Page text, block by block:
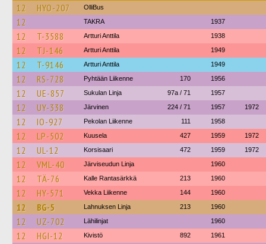
12 HYO-207 OlliBus
12 TAKRA 1937
12 T-3588 Artturi Anttila 1938
12 TJ-146 Artturi Anttila 1949
12 T-9146 Artturi Anttila 1949
12 RS-728 Pyhtään Liikenne 170 1956
12 UE-857 Sukulan Linja 97a / 71 1957
12 UY-338 Järvinen 224 / 71 1957 1972
12 IO-927 Pekolan Liikenne 111 1958
12 LP-502 Kuusela 427 1959 1972
12 UL-12 Korsisaari 472 1959 1972
12 VML-40 Järviseudun Linja 1960
12 TÄ-76 Kalle Rantasärkkä 213 1960
12 HY-571 Vekka Liikenne 144 1960
12 BG-5 Lahnuksen Linja 213 1960
12 UZ-702 Lähilinjat 1960
12 HGI-12 Kivistö 892 1961